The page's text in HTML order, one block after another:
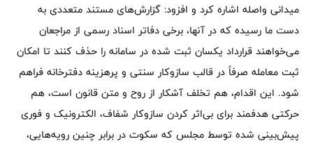
میدانی واصله اشاره کرد و افزود: گزارش‌های مستند متعددی به
دست ما رسیده که در آنها، برخی دفاتر اسناد رسمی از مراجعان
می‌خواهند قرارداد یکسان ثبت‌ شده در سامانه را حذف کنند تا امکان
ثبت معامله صرفاً در قالب سازوکار سنتی و پرهزینه دفترخانه فراهم
شود. این اقدام، هم تخلف آشکار از روح و متن قانون است، هم
حرکتی هدفمند برای بی‌اثر کردن سازوکار شفاف، الکترونیک و فوری
پیش‌بینی‌ شده توسط مجلس که سکوت در برابر چنین رویه‌هایی،